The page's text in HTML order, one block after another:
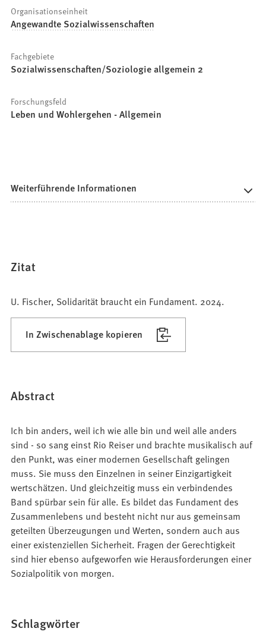
Organisationseinheit
Angewandte Sozialwissenschaften
Fachgebiete
Sozialwissenschaften/Soziologie allgemein 2
Forschungsfeld
Leben und Wohlergehen - Allgemein
Weiterführende Informationen
Zitat
U. Fischer, Solidarität braucht ein Fundament. 2024.
In Zwischenablage kopieren
Abstract
Ich bin anders, weil ich wie alle bin und weil alle anders
sind - so sang einst Rio Reiser und brachte musikalisch auf
den Punkt, was einer modernen Gesellschaft gelingen
muss. Sie muss den Einzelnen in seiner Einzigartigkeit
wertschätzen. Und gleichzeitig muss ein verbindendes
Band spürbar sein für alle. Es bildet das Fundament des
Zusammenlebens und besteht nicht nur aus gemeinsam
geteilten Überzeugungen und Werten, sondern auch aus
einer existenziellen Sicherheit. Fragen der Gerechtigkeit
sind hier ebenso aufgeworfen wie Herausforderungen einer
Sozialpolitik von morgen.
Schlagwörter